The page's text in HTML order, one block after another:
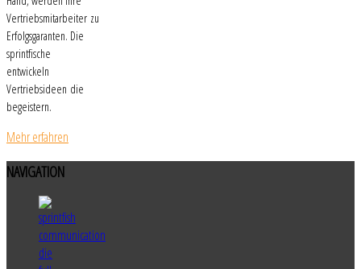
Vertriebsmitarbeiter zu
Erfolgsgaranten. Die
sprintfische
entwickeln
Vertriebsideen die
begeistern.
Mehr erfahren
NAVIGATION